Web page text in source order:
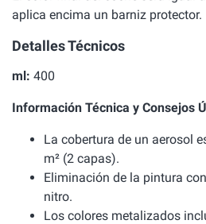
aplica encima un barniz protector.
Detalles Técnicos
ml: 400
Información Técnica y Consejos
La cobertura de un aerosol
m² (2 capas).
Eliminación de la pintura
nitro.
Los colores metalizados